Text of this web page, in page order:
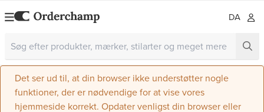
DA
Det ser ud til, at din browser ikke understøtter nogle
funktioner, der er nødvendige for at vise vores
hjemmeside korrekt. Opdater venligst din browser eller